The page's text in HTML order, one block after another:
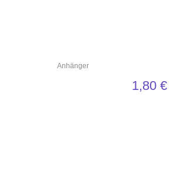
Anhänger
1,80 €